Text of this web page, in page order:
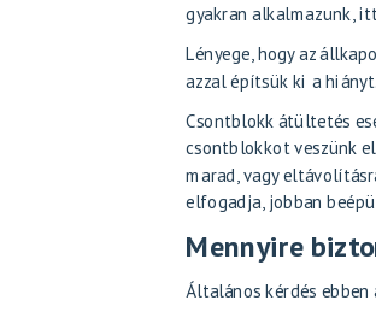
gyakran alkalmazunk,
Lényege, hogy az
azzal építsük ki a hiányt.
Csontblokk átültetés
csontblokkot veszünk
marad, vagy
elfogadja, jobban
Mennyire
Általános kérdés